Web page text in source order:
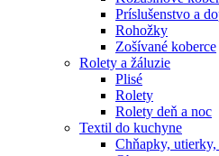
Príslušenstvo a
Rohožky
Zošívané koberce
Rolety a žáluzie
Plisé
Rolety
Rolety deň a noc
Textil do kuchyne
Chňapky, utierky,